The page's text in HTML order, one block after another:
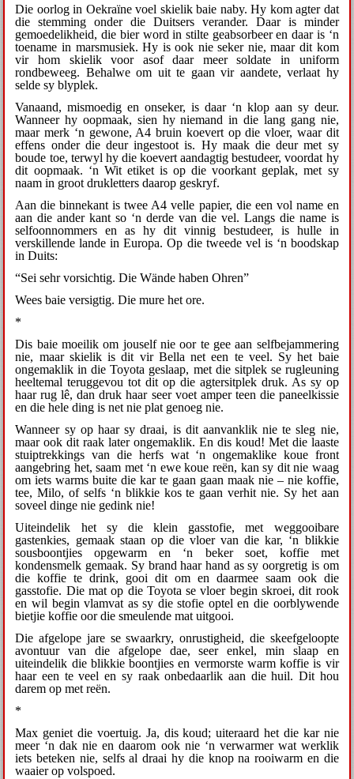
Die oorlog in Oekraïne voel skielik baie naby. Hy kom agter dat
die stemming onder die Duitsers verander. Daar is minder
gemoedelikheid, die bier word in stilte geabsorbeer en daar is ‘n
toename in marsmusiek. Hy is ook nie seker nie, maar dit kom
vir hom skielik voor asof daar meer soldate in uniform
rondbeweeg. Behalwe om uit te gaan vir aandete, verlaat hy
selde sy blyplek.
Vanaand, mismoedig en onseker, is daar ‘n klop aan sy deur.
Wanneer hy oopmaak, sien hy niemand in die lang gang nie,
maar merk ‘n gewone, A4 bruin koevert op die vloer, waar dit
effens onder die deur ingestoot is. Hy maak die deur met sy
boude toe, terwyl hy die koevert aandagtig bestudeer, voordat hy
dit oopmaak. ‘n Wit etiket is op die voorkant geplak, met sy
naam in groot drukletters daarop geskryf.
Aan die binnekant is twee A4 velle papier, die een vol name en
aan die ander kant so ‘n derde van die vel. Langs die name is
selfoonnommers en as hy dit vinnig bestudeer, is hulle in
verskillende lande in Europa. Op die tweede vel is ‘n boodskap
in Duits:
“Sei sehr vorsichtig. Die Wände haben Ohren”
Wees baie versigtig. Die mure het ore.
*
Dis baie moeilik om jouself nie oor te gee aan selfbejammering
nie, maar skielik is dit vir Bella net een te veel. Sy het baie
ongemaklik in die Toyota geslaap, met die sitplek se rugleuning
heeltemal teruggevou tot dit op die agtersitplek druk. As sy op
haar rug lê, dan druk haar seer voet amper teen die paneelkissie
en die hele ding is net nie plat genoeg nie.
Wanneer sy op haar sy draai, is dit aanvanklik nie te sleg nie,
maar ook dit raak later ongemaklik. En dis koud! Met die laaste
stuiptrekkings van die herfs wat ‘n ongemaklike koue front
aangebring het, saam met ‘n ewe koue reën, kan sy dit nie waag
om iets warms buite die kar te gaan gaan maak nie – nie koffie,
tee, Milo, of selfs ‘n blikkie kos te gaan verhit nie. Sy het aan
soveel dinge nie gedink nie!
Uiteindelik het sy die klein gasstofie, met weggooibare
gastenkies, gemaak staan op die vloer van die kar, ‘n blikkie
sousboontjies opgewarm en ‘n beker soet, koffie met
kondensmelk gemaak. Sy brand haar hand as sy oorgretig is om
die koffie te drink, gooi dit om en daarmee saam ook die
gasstofie. Die mat op die Toyota se vloer begin skroei, dit rook
en wil begin vlamvat as sy die stofie optel en die oorblywende
bietjie koffie oor die smeulende mat uitgooi.
Die afgelope jare se swaarkry, onrustigheid, die skeefgeloopte
avontuur van die afgelope dae, seer enkel, min slaap en
uiteindelik die blikkie boontjies en vermorste warm koffie is vir
haar een te veel en sy raak onbedaarlik aan die huil. Dit hou
darem op met reën.
*
Max geniet die voertuig. Ja, dis koud; uiteraard het die kar nie
meer ‘n dak nie en daarom ook nie ‘n verwarmer wat werklik
iets beteken nie, selfs al draai hy die knop na rooiwarm en die
waaier op volspoed.